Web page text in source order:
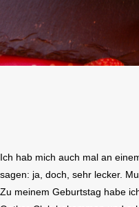
Ich hab mich auch mal an
sagen: ja, doch, sehr lecker.
Zu meinem Geburtstag habe